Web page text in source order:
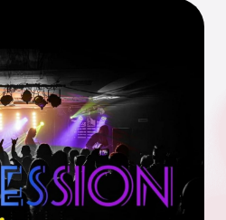
Wyszukaj